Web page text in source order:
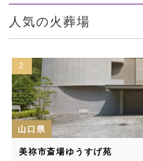
人気の火葬場
2
山口県
美祢市斎場ゆうすげ苑